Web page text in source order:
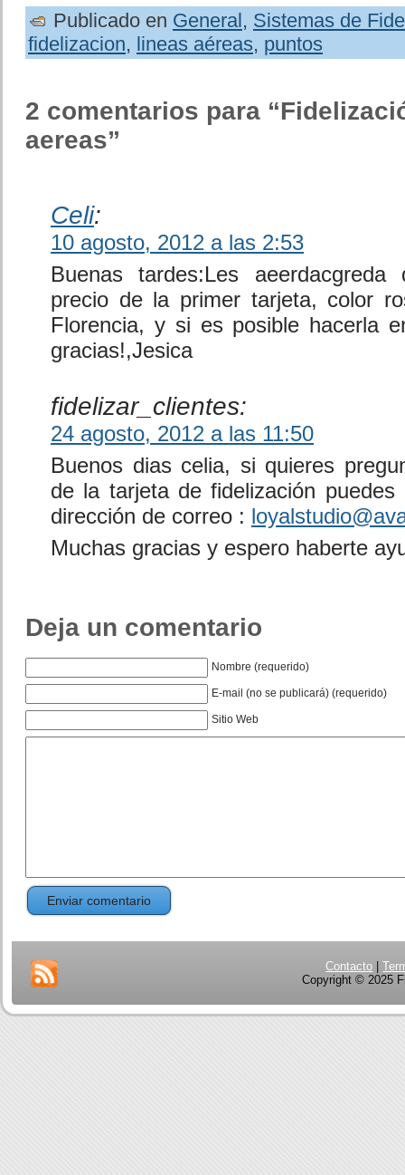
Publicado en General, Sistemas de
fidelizacion, lineas aéreas, puntos
2 comentarios para
aereas”
Celi:
10 agosto, 2012 a las 2:53
Buenas tardes:Les
precio de la primer tarjeta, color
Florencia, y si es posible hacerla
gracias!,Jesica
fidelizar_clientes:
24 agosto, 2012 a las 11:50
Buenos dias celia, si quieres
de la tarjeta de fidelización
dirección de correo :
Muchas gracias y espero haberte
Deja un comentario
Nombre (requerido)
E-mail (no se publicará) (requerido)
Sitio Web
Contacto |
Copyright © 2025